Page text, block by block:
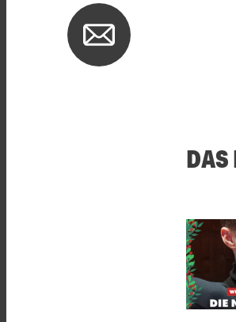
DAS